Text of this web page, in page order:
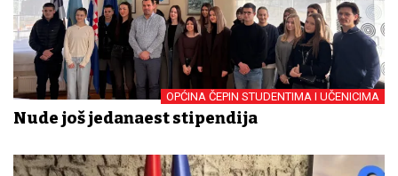
OPĆINA ČEPIN STUDENTIMA I UČENICIMA
Nude još jedanaest stipendija